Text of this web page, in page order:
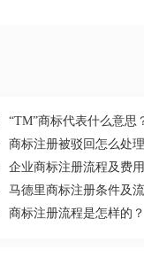
“TM”商标代表什么意思
商标注册被驳回怎么处
企业商标注册流程及费用
马德里商标注册条件及
商标注册流程是怎样的？